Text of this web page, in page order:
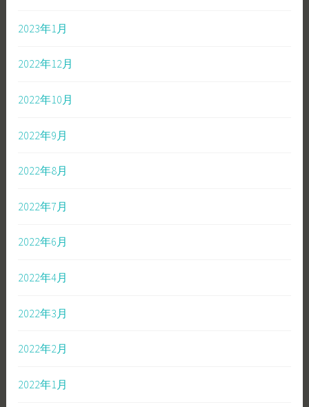
2023年1月
2022年12月
2022年10月
2022年9月
2022年8月
2022年7月
2022年6月
2022年4月
2022年3月
2022年2月
2022年1月